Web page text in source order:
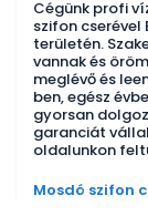
Cégünk profi
szifon cserével
területén.
vannak és
meglévő és
ben, egész
gyorsan
garanciát
oldalunkon
Mosdó szifon